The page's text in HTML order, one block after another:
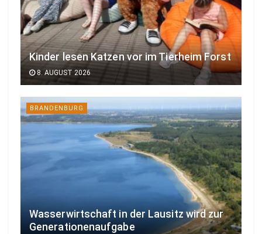
Kinder lesen Katzen vor im Tierheim Forst
8. AUGUST 2026
BRANDENBURG
Wasserwirtschaft in der Lausitz wird zur
Generationenaufgabe